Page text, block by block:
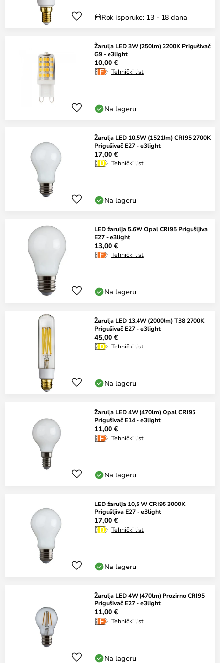
Rok isporuke: 13 - 18 dana
Žarulja LED 3W (250lm) 2200K Prigušivač
G9 - e3light
10,00 €
Tehnički list
Na lageru
Žarulja LED 10,5W (1521lm) CRI95 2700K
Prigušivač E27 - e3light
17,00 €
Tehnički list
Na lageru
LED žarulja 5.6W Opal CRI95 Prigušljiva
E27 - e3light
13,00 €
Tehnički list
Na lageru
Žarulja LED 13,4W (2000lm) T38 2700K
Prigušivač E27 - e3light
45,00 €
Tehnički list
Na lageru
Žarulja LED 4W (470lm) Opal CRI95
Prigušivač E14 - e3light
11,00 €
Tehnički list
Na lageru
LED žarulja 10,5 W CRI95 3000K
Prigušljiva E27 - e3light
17,00 €
Tehnički list
Na lageru
Žarulja LED 4W (470lm) Prozirno CRI95
Prigušivač E27 - e3light
11,00 €
Tehnički list
Na lageru